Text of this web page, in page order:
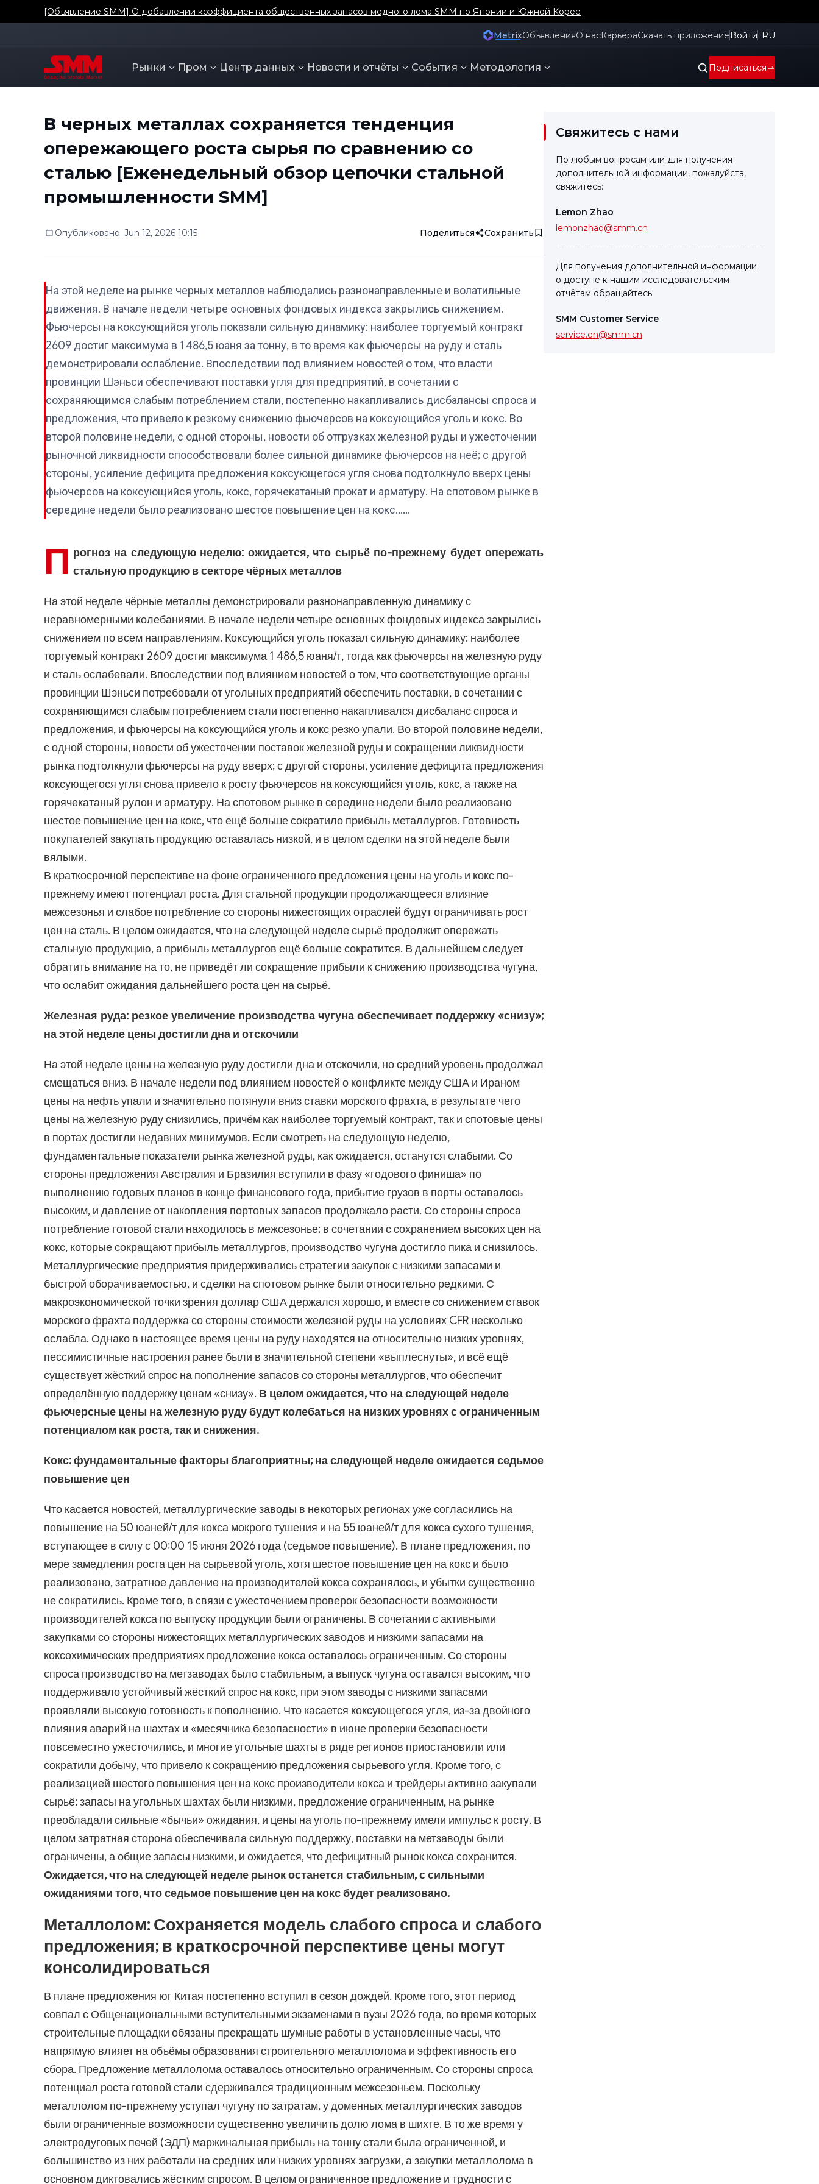
[Объявление SMM] О добавлении коэффициента общественных запасов медного лома SMM по Японии и Южной Корее
MetrixОбъявленияО насКарьераСкачать приложение Войти RU
Рынки Пром Центр данных Новости и отчёты События Методология Подписаться
В черных металлах сохраняется тенденция
опережающего роста сырья по сравнению со
сталью [Еженедельный обзор цепочки стальной
промышленности SMM]
Опубликовано: Jun 12, 2026 10:15 Поделиться Сохранить
На этой неделе на рынке черных металлов наблюдались разнонаправленные и волатильные
движения. В начале недели четыре основных фондовых индекса закрылись снижением.
Фьючерсы на коксующийся уголь показали сильную динамику: наиболее торгуемый контракт
2609 достиг максимума в 1 486,5 юаня за тонну, в то время как фьючерсы на руду и сталь
демонстрировали ослабление. Впоследствии под влиянием новостей о том, что власти
провинции Шэньси обеспечивают поставки угля для предприятий, в сочетании с
сохраняющимся слабым потреблением стали, постепенно накапливались дисбалансы спроса и
предложения, что привело к резкому снижению фьючерсов на коксующийся уголь и кокс. Во
второй половине недели, с одной стороны, новости об отгрузках железной руды и ужесточении
рыночной ликвидности способствовали более сильной динамике фьючерсов на неё; с другой
стороны, усиление дефицита предложения коксующегося угля снова подтолкнуло вверх цены
фьючерсов на коксующийся уголь, кокс, горячекатаный прокат и арматуру. На спотовом рынке в
середине недели было реализовано шестое повышение цен на кокс......
П рогноз на следующую неделю: ожидается, что сырьё по-прежнему будет опережать
стальную продукцию в секторе чёрных металлов
На этой неделе чёрные металлы демонстрировали разнонаправленную динамику с
неравномерными колебаниями. В начале недели четыре основных фондовых индекса закрылись
снижением по всем направлениям. Коксующийся уголь показал сильную динамику: наиболее
торгуемый контракт 2609 достиг максимума 1 486,5 юаня/т, тогда как фьючерсы на железную руду
и сталь ослабевали. Впоследствии под влиянием новостей о том, что соответствующие органы
провинции Шэньси потребовали от угольных предприятий обеспечить поставки, в сочетании с
сохраняющимся слабым потреблением стали постепенно накапливался дисбаланс спроса и
предложения, и фьючерсы на коксующийся уголь и кокс резко упали. Во второй половине недели,
с одной стороны, новости об ужесточении поставок железной руды и сокращении ликвидности
рынка подтолкнули фьючерсы на руду вверх; с другой стороны, усиление дефицита предложения
коксующегося угля снова привело к росту фьючерсов на коксующийся уголь, кокс, а также на
горячекатаный рулон и арматуру. На спотовом рынке в середине недели было реализовано
шестое повышение цен на кокс, что ещё больше сократило прибыль металлургов. Готовность
покупателей закупать продукцию оставалась низкой, и в целом сделки на этой неделе были
вялыми.
В краткосрочной перспективе на фоне ограниченного предложения цены на уголь и кокс по-
прежнему имеют потенциал роста. Для стальной продукции продолжающееся влияние
межсезонья и слабое потребление со стороны нижестоящих отраслей будут ограничивать рост
цен на сталь. В целом ожидается, что на следующей неделе сырьё продолжит опережать
стальную продукцию, а прибыль металлургов ещё больше сократится. В дальнейшем следует
обратить внимание на то, не приведёт ли сокращение прибыли к снижению производства чугуна,
что ослабит ожидания дальнейшего роста цен на сырьё.
Железная руда: резкое увеличение производства чугуна обеспечивает поддержку «снизу»;
на этой неделе цены достигли дна и отскочили
На этой неделе цены на железную руду достигли дна и отскочили, но средний уровень продолжал
смещаться вниз. В начале недели под влиянием новостей о конфликте между США и Ираном
цены на нефть упали и значительно потянули вниз ставки морского фрахта, в результате чего
цены на железную руду снизились, причём как наиболее торгуемый контракт, так и спотовые цены
в портах достигли недавних минимумов. Если смотреть на следующую неделю,
фундаментальные показатели рынка железной руды, как ожидается, останутся слабыми. Со
стороны предложения Австралия и Бразилия вступили в фазу «годового финиша» по
выполнению годовых планов в конце финансового года, прибытие грузов в порты оставалось
высоким, и давление от накопления портовых запасов продолжало расти. Со стороны спроса
потребление готовой стали находилось в межсезонье; в сочетании с сохранением высоких цен на
кокс, которые сокращают прибыль металлургов, производство чугуна достигло пика и снизилось.
Металлургические предприятия придерживались стратегии закупок с низкими запасами и
быстрой оборачиваемостью, и сделки на спотовом рынке были относительно редкими. С
макроэкономической точки зрения доллар США держался хорошо, и вместе со снижением ставок
морского фрахта поддержка со стороны стоимости железной руды на условиях CFR несколько
ослабла. Однако в настоящее время цены на руду находятся на относительно низких уровнях,
пессимистичные настроения ранее были в значительной степени «выплеснуты», и всё ещё
существует жёсткий спрос на пополнение запасов со стороны металлургов, что обеспечит
определённую поддержку ценам «снизу». В целом ожидается, что на следующей неделе
фьючерсные цены на железную руду будут колебаться на низких уровнях с ограниченным
потенциалом как роста, так и снижения.
Кокс: фундаментальные факторы благоприятны; на следующей неделе ожидается седьмое
повышение цен
Что касается новостей, металлургические заводы в некоторых регионах уже согласились на
повышение на 50 юаней/т для кокса мокрого тушения и на 55 юаней/т для кокса сухого тушения,
вступающее в силу с 00:00 15 июня 2026 года (седьмое повышение). В плане предложения, по
мере замедления роста цен на сырьевой уголь, хотя шестое повышение цен на кокс и было
реализовано, затратное давление на производителей кокса сохранялось, и убытки существенно
не сократились. Кроме того, в связи с ужесточением проверок безопасности возможности
производителей кокса по выпуску продукции были ограничены. В сочетании с активными
закупками со стороны нижестоящих металлургических заводов и низкими запасами на
коксохимических предприятиях предложение кокса оставалось ограниченным. Со стороны
спроса производство на метзаводах было стабильным, а выпуск чугуна оставался высоким, что
поддерживало устойчивый жёсткий спрос на кокс, при этом заводы с низкими запасами
проявляли высокую готовность к пополнению. Что касается коксующегося угля, из-за двойного
влияния аварий на шахтах и «месячника безопасности» в июне проверки безопасности
повсеместно ужесточились, и многие угольные шахты в ряде регионов приостановили или
сократили добычу, что привело к сокращению предложения сырьевого угля. Кроме того, с
реализацией шестого повышения цен на кокс производители кокса и трейдеры активно закупали
сырьё; запасы на угольных шахтах были низкими, предложение ограниченным, на рынке
преобладали сильные «бычьи» ожидания, и цены на уголь по-прежнему имели импульс к росту. В
целом затратная сторона обеспечивала сильную поддержку, поставки на метзаводы были
ограничены, а общие запасы низкими, и ожидается, что дефицитный рынок кокса сохранится.
Ожидается, что на следующей неделе рынок останется стабильным, с сильными
ожиданиями того, что седьмое повышение цен на кокс будет реализовано.
Металлолом: Сохраняется модель слабого спроса и слабого
предложения; в краткосрочной перспективе цены могут
консолидироваться
В плане предложения юг Китая постепенно вступил в сезон дождей. Кроме того, этот период
совпал с Общенациональными вступительными экзаменами в вузы 2026 года, во время которых
строительные площадки обязаны прекращать шумные работы в установленные часы, что
напрямую влияет на объёмы образования строительного металлолома и эффективность его
сбора. Предложение металлолома оставалось относительно ограниченным. Со стороны спроса
потенциал роста готовой стали сдерживался традиционным межсезоньем. Поскольку
металлолом по-прежнему уступал чугуну по затратам, у доменных металлургических заводов
были ограниченные возможности существенно увеличить долю лома в шихте. В то же время у
электродуговых печей (ЭДП) маржинальная прибыль на тонну стали была ограниченной, и
большинство из них работали на средних или низких уровнях загрузки, а закупки металлолома в
основном диктовались жёстким спросом. В целом ограниченное предложение и трудности с
Свяжитесь с нами
По любым вопросам или для получения
дополнительной информации, пожалуйста,
свяжитесь:
Lemon Zhao
lemonzhao@smm.cn
Для получения дополнительной информации
о доступе к нашим исследовательским
отчётам обращайтесь:
SMM Customer Service
service.en@smm.cn